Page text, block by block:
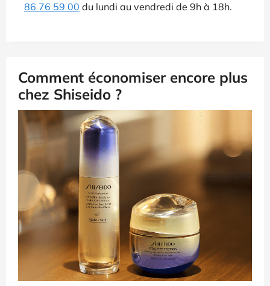
86 76 59 00 du lundi au vendredi de 9h à 18h.
Comment économiser encore plus
chez Shiseido ?